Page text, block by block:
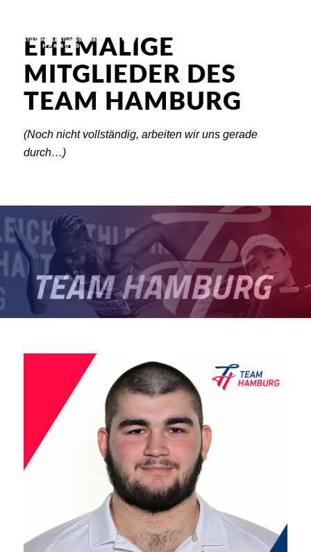
EHEMALIGE
MITGLIEDER DES
TEAM HAMBURG
(Noch nicht vollständig, arbeiten wir uns gerade
durch…)